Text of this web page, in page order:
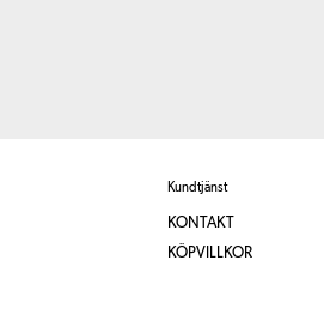
Kundtjänst
KONTAKT
KÖPVILLKOR